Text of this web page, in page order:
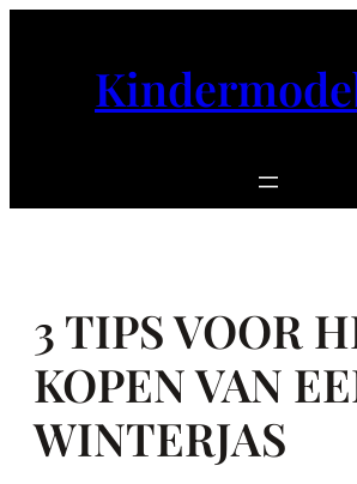
3 TIPS VOOR
KOPEN VAN
WINTERJAS